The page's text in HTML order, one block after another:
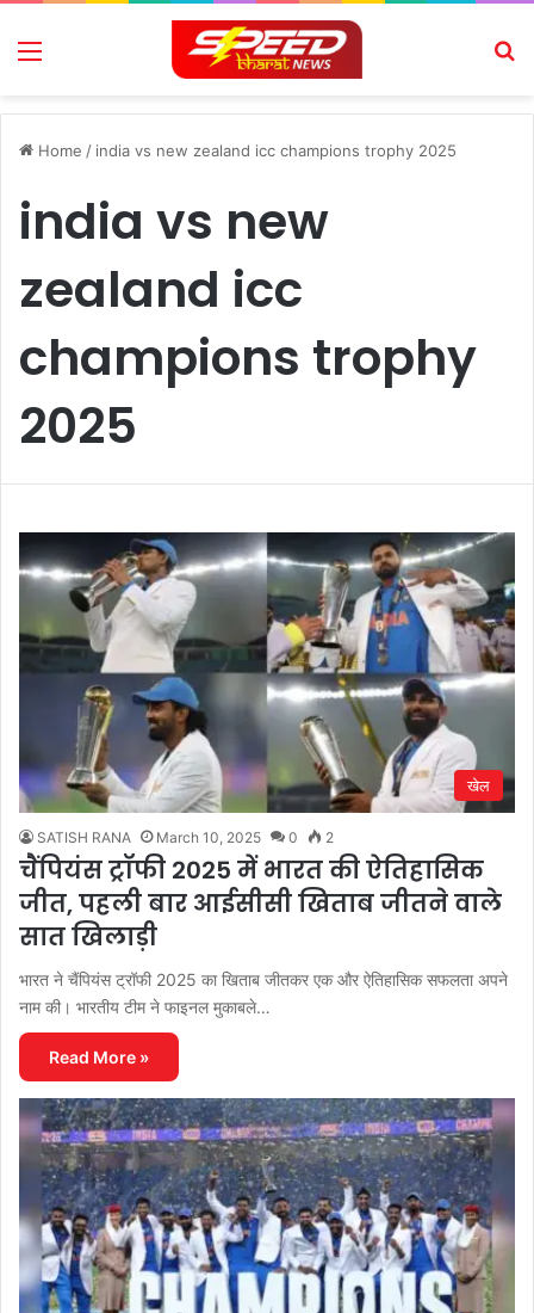
Menu
Home / india vs new zealand icc champions trophy 2025
india vs new
zealand icc
champions trophy
2025
खेल
SATISH RANA March 10, 2025 0 2
चैंपियंस ट्रॉफी 2025 में भारत की ऐतिहासिक
जीत, पहली बार आईसीसी खिताब जीतने वाले
सात खिलाड़ी
भारत ने चैंपियंस ट्रॉफी 2025 का खिताब जीतकर एक और ऐतिहासिक सफलता अपने
नाम की। भारतीय टीम ने फाइनल मुकाबले…
Read More »